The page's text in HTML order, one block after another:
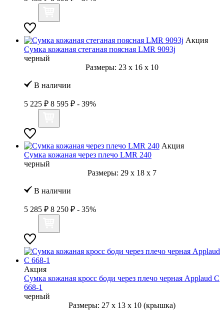
Акция
Сумка кожаная стеганая поясная LMR 9093j
черный
Размеры: 23 x 16 x 10
В наличии
5 225 ₽ 8 595 ₽ - 39%
Акция
Сумка кожаная через плечо LMR 240
черный
Размеры: 29 x 18 x 7
В наличии
5 285 ₽ 8 250 ₽ - 35%
Акция
Сумка кожаная кросс боди через плечо черная Applaud С
668-1
черный
Размеры: 27 x 13 x 10 (крышка)